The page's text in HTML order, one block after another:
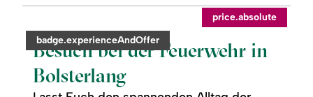
category:
badge.experienceAndOffer
price.absolute
Besuch bei der Feuerwehr in
Bolsterlang
readmore:
bei
Feuerwehr
Bolsterlang